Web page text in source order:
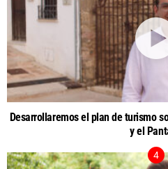
Desarrollaremos el plan de turismo
y el